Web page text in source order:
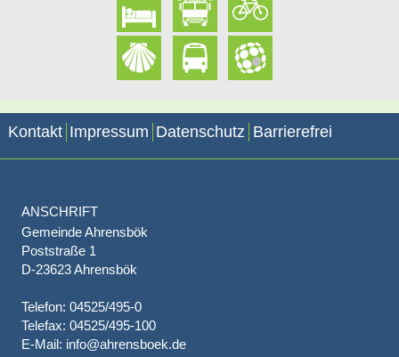
Kontakt Impressum Datenschutz Barrierefrei
ANSCHRIFT
Gemeinde Ahrensbök
Poststraße 1
D-23623 Ahrensbök
Telefon: 04525/495-0
Telefax: 04525/495-100
E-Mail: info@ahrensboek.de